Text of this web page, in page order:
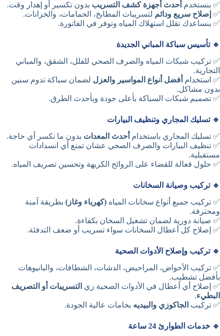
✅ بنستخدم أحدث أجهزة كشف التسريب بدون تكسير أو إهدار وقت.
✅ إصلاح سريع ودائم لتسريبات المطابخ، الحمامات، والخزانات.
✅ بنساعدك تقلل استهلاك المياه وتوفر في الفاتورة.
🔹 تأسيس سباكة المباني الجديدة
✅ تركيب شبكات المياه والصرف الصحي للفلل، الشقق، والمباني
التجارية.
✅ استخدام أفضل أنواع المواسير والعزل لضمان سباكة تدوم سنين
بدون مشاكل.
✅ تصميم شبكات السباكة بأعلى جودة وبأحدث الطرق.
🔹 تسليك المجاري وتنظيف البيارات
✅ تسليك المجاري باستخدام أحدث المعدات بدون ما نكسر أي حاجة.
✅ تنظيف البيارات والصرف الصحي عشان تمنع أي انسدادات
مستقبلية.
✅ حلول فعالة للقضاء على الروائح الكريهة وتحسين تصريف المياه.
🔹 تركيب وصيانة السخانات
✅ تركيب جميع أنواع سخانات المياه (كهرباء وغاز) بطريقة آمنة
ومحترفة.
✅ صيانة دورية لضمان تشغيل السخان بكفاءة.
✅ إصلاح كل أعطال السخانات سواء تسريب أو ضعف التدفئة.
🔹 تركيب وإصلاح الأدوات الصحية
✅ تركيب الأحواض، المراحيض، الدشات، الشطافات، والبانيوهات
بأفضل تشطيب.
✅ إصلاح أي أعطال في الأدوات الصحية زي التسريبات أو التصريف
البطيء.
✅ تركيب الجاكوزي والبيديه بخامات عالية الجودة.
🔹 خدمات الطوارئ 24 ساعة